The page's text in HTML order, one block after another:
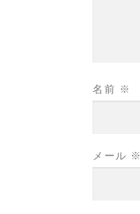
名前 ※
メール ※